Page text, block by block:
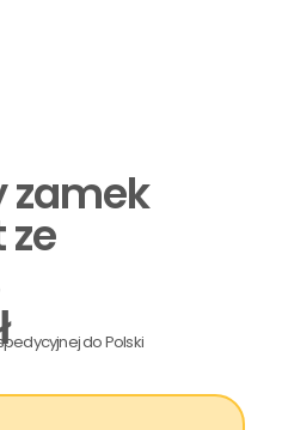
zamek
do Polski